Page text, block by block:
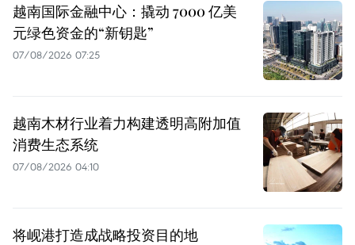
越南国际金融中心：撬动 7000 亿美
元绿色资金的“新钥匙”
07/08/2026 07:25
越南木材行业着力构建透明高附加值
消费生态系统
07/08/2026 04:10
将岘港打造成战略投资目的地